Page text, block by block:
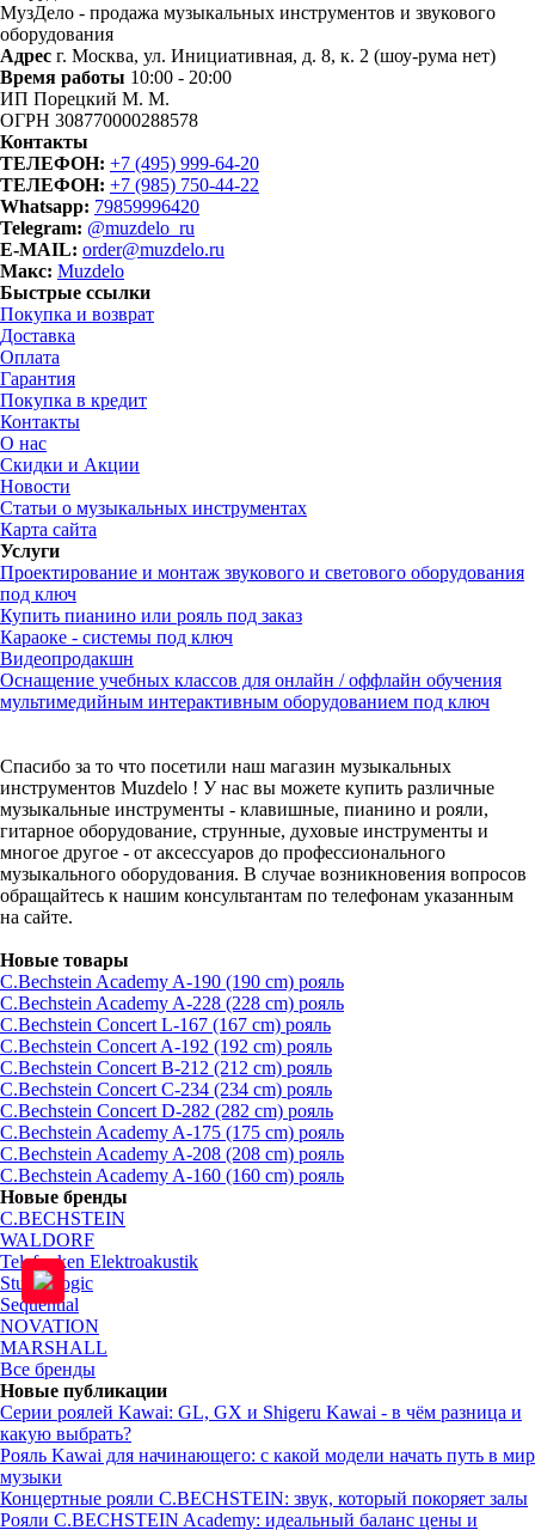
МузДело - продажа музыкальных инструментов и звукового
оборудования
Адрес г. Москва, ул. Инициативная, д. 8, к. 2 (шоу-рума нет)
Время работы 10:00 - 20:00
ИП Порецкий М. М.
ОГРН 308770000288578
Контакты
ТЕЛЕФОН: +7 (495) 999-64-20
ТЕЛЕФОН: +7 (985) 750-44-22
Whatsapp: 79859996420
Telegram: @muzdelo_ru
E-MAIL: order@muzdelo.ru
Макс: Muzdelo
Быстрые ссылки
Покупка и возврат
Доставка
Оплата
Гарантия
Покупка в кредит
Контакты
О нас
Скидки и Акции
Новости
Статьи о музыкальных инструментах
Карта сайта
Услуги
Проектирование и монтаж звукового и светового оборудования
под ключ
Купить пианино или рояль под заказ
Караоке - системы под ключ
Видеопродакшн
Оснащение учебных классов для онлайн / оффлайн обучения
мультимедийным интерактивным оборудованием под ключ
Спасибо за то что посетили наш магазин музыкальных
инструментов Muzdelo ! У нас вы можете купить различные
музыкальные инструменты - клавишные, пианино и рояли,
гитарное оборудование, струнные, духовые инструменты и
многое другое - от аксессуаров до профессионального
музыкального оборудования. В случае возникновения вопросов
обращайтесь к нашим консультантам по телефонам указанным
на сайте.
Новые товары
C.Bechstein Academy A-190 (190 cm) рояль
C.Bechstein Academy A-228 (228 cm) рояль
C.Bechstein Concert L-167 (167 cm) рояль
C.Bechstein Concert A-192 (192 cm) рояль
C.Bechstein Concert B-212 (212 cm) рояль
C.Bechstein Concert С-234 (234 cm) рояль
C.Bechstein Concert D-282 (282 cm) рояль
C.Bechstein Academy A-175 (175 cm) рояль
C.Bechstein Academy A-208 (208 cm) рояль
C.Bechstein Academy A-160 (160 cm) рояль
Новые бренды
C.BECHSTEIN
WALDORF
Telefunken Elektroakustik
StudioLogic
Sequential
NOVATION
MARSHALL
Все бренды
Новые публикации
Серии роялей Kawai: GL, GX и Shigeru Kawai - в чём разница и
какую выбрать?
Рояль Kawai для начинающего: с какой модели начать путь в мир
музыки
Концертные рояли C.BECHSTEIN: звук, который покоряет залы
Рояли C.BECHSTEIN Academy: идеальный баланс цены и